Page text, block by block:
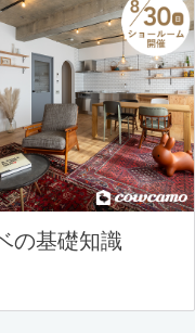
の基礎知識